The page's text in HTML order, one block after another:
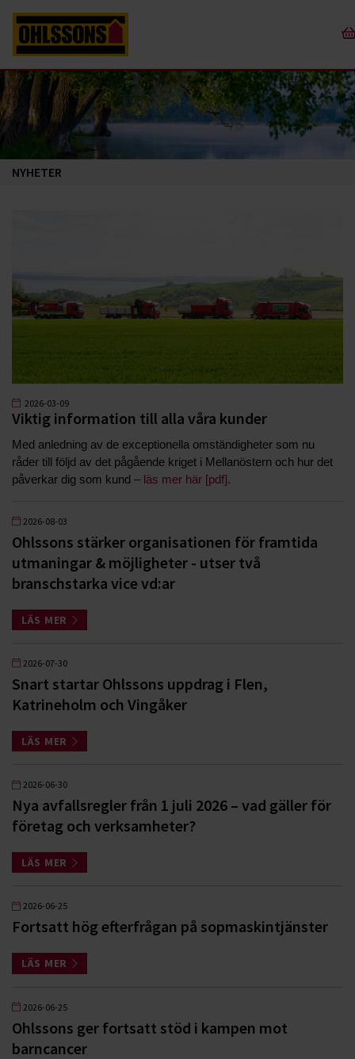
NYHETER
2026-03-09
Viktig information till alla våra kunder
Med anledning av de exceptionella omständigheter som nu
råder till följd av det pågående kriget i Mellanöstern och hur det
påverkar dig som kund – läs mer här [pdf].
2026-08-03
Ohlssons stärker organisationen för framtida
utmaningar & möjligheter - utser två
branschstarka vice vd:ar
LÄS MER
2026-07-30
Snart startar Ohlssons uppdrag i Flen,
Katrineholm och Vingåker
LÄS MER
2026-06-30
Nya avfallsregler från 1 juli 2026 – vad gäller för
företag och verksamheter?
LÄS MER
2026-06-25
Fortsatt hög efterfrågan på sopmaskintjänster
LÄS MER
2026-06-25
Ohlssons ger fortsatt stöd i kampen mot
barncancer